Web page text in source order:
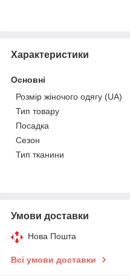
Характеристики
Основні
Розмір жіночого одягу (UA)
Тип товару
Посадка
Сезон
Тип тканини
Умови доставки
Нова Пошта
Всі умови доставки